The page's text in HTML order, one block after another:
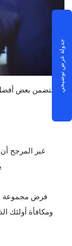
تتضمن بعض أفضل
غير المرجح
فرض مجموعة
ومكافأة أولئك
جدولة عرض توضيحي